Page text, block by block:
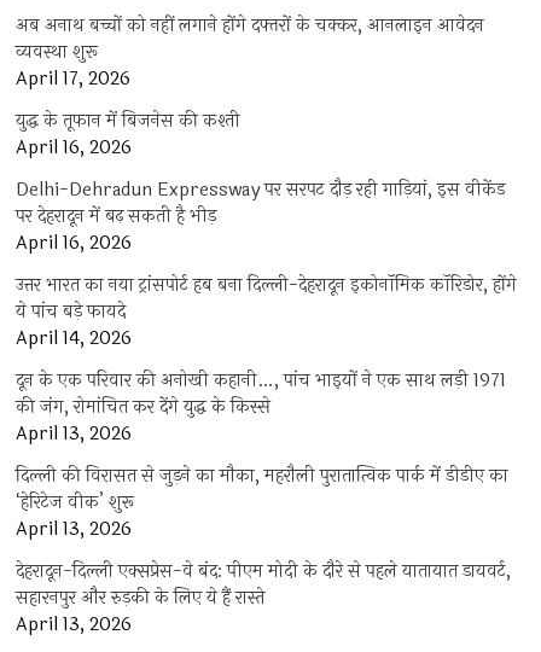
अब अनाथ बच्चों को नहीं लगाने होंगे दफ्तरों के चक्कर, आनलाइन आवेदन
व्यवस्था शुरू
April 17, 2026
युद्ध के तूफान में बिजनेस की कश्ती
April 16, 2026
Delhi-Dehradun Expressway पर सरपट दौड़ रही गाड़ियां, इस वीकेंड
पर देहरादून में बढ़ सकती है भीड़
April 16, 2026
उत्तर भारत का नया ट्रांसपोर्ट हब बना दिल्ली-देहरादून इकोनॉमिक कॉरिडोर, होंगे
ये पांच बड़े फायदे
April 14, 2026
दून के एक परिवार की अनोखी कहानी…, पांच भाइयों ने एक साथ लड़ी 1971
की जंग, रोमांचित कर देंगे युद्ध के किस्से
April 13, 2026
दिल्ली की विरासत से जुड़ने का मौका, महरौली पुरातात्विक पार्क में डीडीए का
‘हेरिटेज वीक’ शुरू
April 13, 2026
देहरादून-दिल्ली एक्सप्रेस-वे बंद: पीएम मोदी के दौरे से पहले यातायात डायवर्ट,
सहारनपुर और रुड़की के लिए ये हैं रास्ते
April 13, 2026